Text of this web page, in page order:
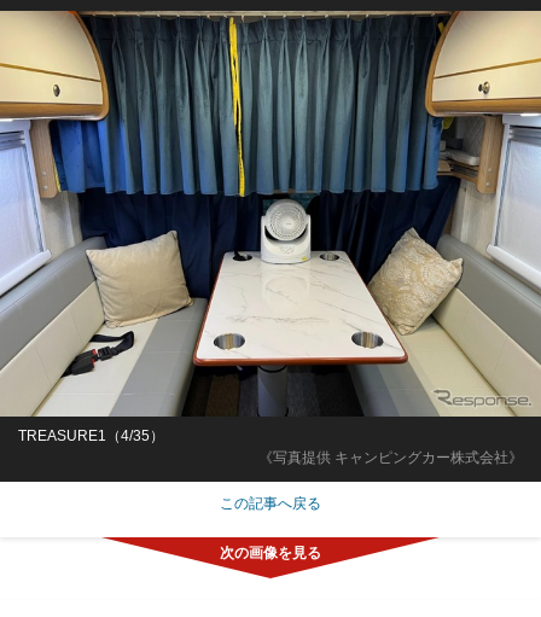
《写真提供 キャンピングカー株式会社》
TREASURE1（4/35）
この記事へ戻る